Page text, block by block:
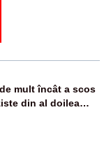
mult încât a scos
din al doilea